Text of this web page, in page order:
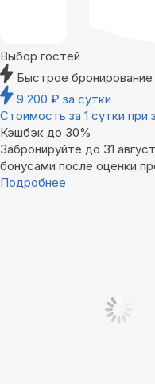
Выбор гостей
Быстрое бронирование
9 200 ₽ за сутки
Стоимость за 1 сутки при
Кэшбэк до 30%
Забронируйте до 31
бонусами после оценки
Подробнее